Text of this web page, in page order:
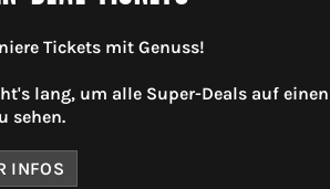
Tickets mit Genuss!
lang, um alle Super-Deals auf einen
sehen.
INFOS